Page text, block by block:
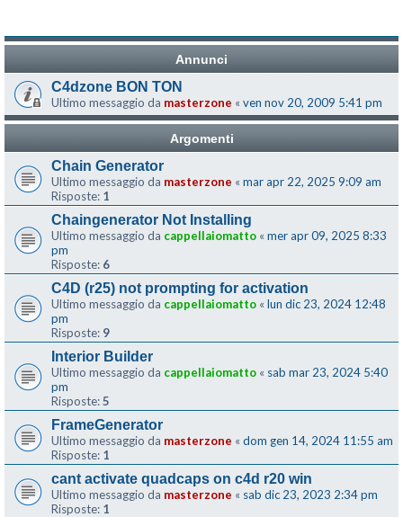
Annunci
C4dzone BON TON
Ultimo messaggio da masterzone « ven nov 20, 2009 5:41 pm
Argomenti
Chain Generator
Ultimo messaggio da masterzone « mar apr 22, 2025 9:09 am
Risposte: 1
Chaingenerator Not Installing
Ultimo messaggio da cappellaiomatto « mer apr 09, 2025 8:33
pm
Risposte: 6
C4D (r25) not prompting for activation
Ultimo messaggio da cappellaiomatto « lun dic 23, 2024 12:48
pm
Risposte: 9
Interior Builder
Ultimo messaggio da cappellaiomatto « sab mar 23, 2024 5:40
pm
Risposte:5
FrameGenerator
Ultimo messaggio da masterzone « dom gen 14, 2024 11:55 am
Risposte: 1
cant activate quadcaps on c4d r20 win
Ultimo messaggio da masterzone « sab dic 23, 2023 2:34 pm
Risposte: 1